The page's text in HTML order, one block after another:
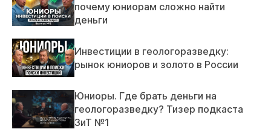
почему юниорам сложно найти
деньги
Инвестиции в геологоразведку:
рынок юниоров и золото в России
Юниоры. Где брать деньги на
геологоразведку? Тизер подкаста
ЗиТ №1